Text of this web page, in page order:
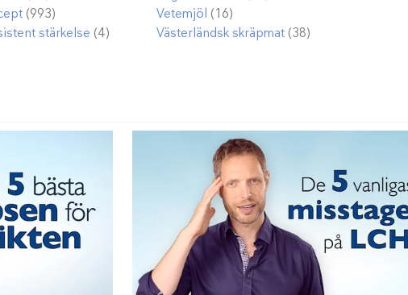
(993) Vetemjöl (16)
stärkelse (4) Västerländsk skräpmat (38)